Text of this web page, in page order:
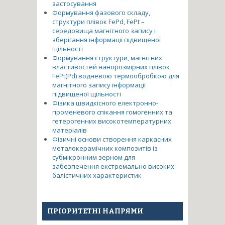
застосування
Формування фазового складу,
структури плівок FePd, FePt –
середовища магнітного запису і
зберігання інформації підвищеної
щільності
Формування структури, магнітних
властивостей нанорозмірних плівок
FePt(Pd) водневою термообробкою для
магнітного запису інформації
підвищеної щільності
Фізика швидкісного електронно-
променевого спікання гомогенних та
гетерогенних високотемпературних
матеріалів
Фізичні основи створення каркасних
металокерамічних композитів із
субмікронним зерном для
забезпечення екстремально високих
балістичних характеристик
ПРІОРИТЕТНІ НАПРЯМИ